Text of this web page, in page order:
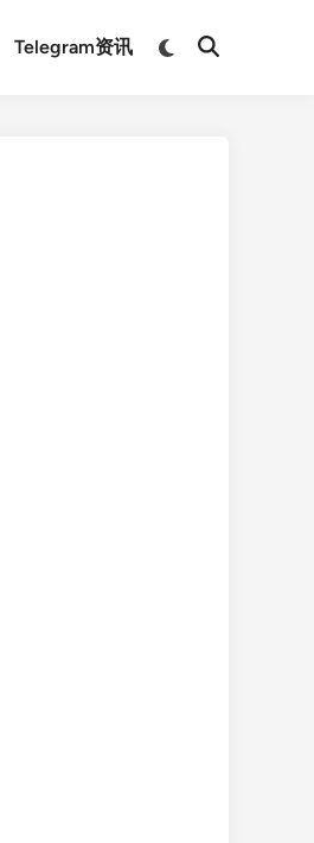
Telegram资讯
Switch
Open